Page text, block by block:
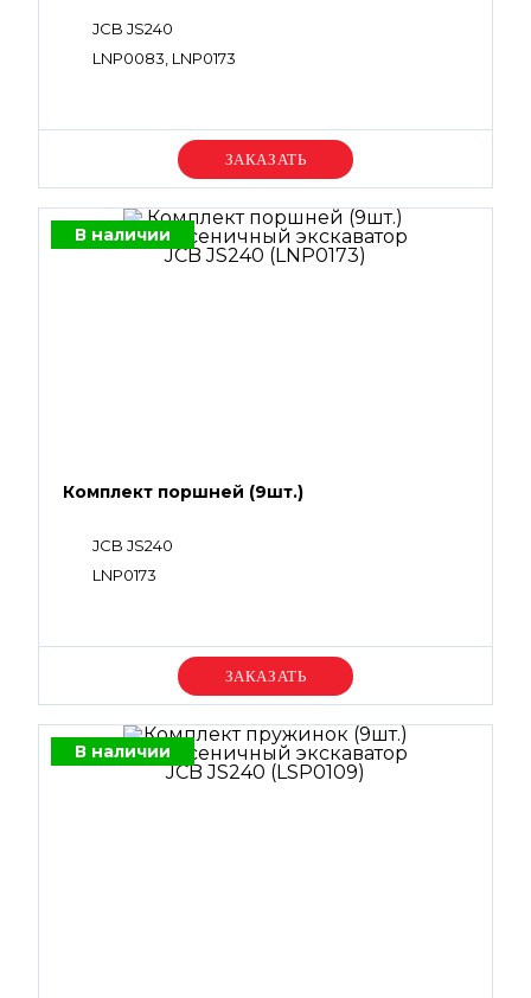
JCB JS240
LNP0083, LNP0173
Уточняйте цену
В наличии
Комплект поршней (9шт.)
JCB JS240
LNP0173
Уточняйте цену
В наличии